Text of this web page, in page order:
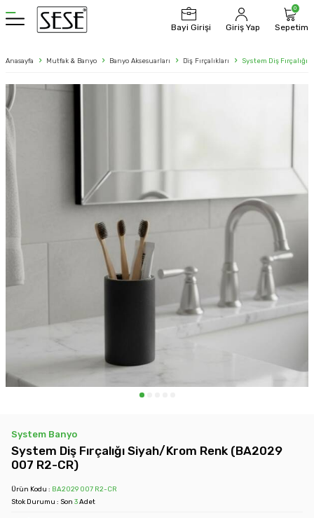
Bayi Girişi Giriş Yap
0
Sepetim
Anasayfa Mutfak & Banyo Banyo Aksesuarları Diş Fırçalıkları System Diş
System Banyo
System Diş Fırçalığı Siyah/Krom Renk (BA2029
007 R2-CR)
Ürün Kodu : BA2029 007 R2-CR
Stok Durumu : Son 3Adet